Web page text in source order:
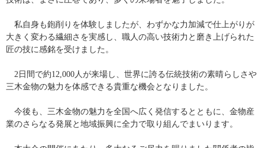
私自身も鉋削りを体験しましたが、わずかな力加減で仕上がりが
大きく変わる繊細さを実感し、職人の高い技術力と磨き上げられた
匠の技に感銘を受けました。
2日間で約12,000人が来場し、世界に誇る伝統技術の素晴らしさや
三木金物の魅力を体感できる貴重な機会となりました。
今後も、三木金物の魅力を全国へ広く発信するとともに、金物産
業のさらなる発展と地域振興に全力で取り組んでまいります。